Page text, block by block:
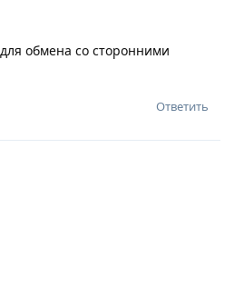
обмена со сторонними
Ответить